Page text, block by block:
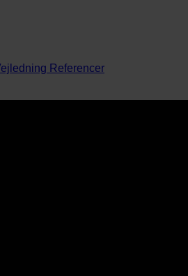
Referencer